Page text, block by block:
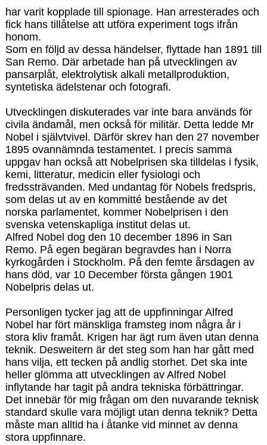
har varit kopplade till spionage. Han arresterades och
fick hans tillåtelse att utföra experiment togs ifrån
honom.
Som en följd av dessa händelser, flyttade han 1891 till
San Remo. Där arbetade han på utvecklingen av
pansarplåt, elektrolytisk alkali metallproduktion,
syntetiska ädelstenar och fotografi.
Utvecklingen diskuterades var inte bara används för
civila ändamål, men också för militär. Detta ledde Mr
Nobel i självtvivel. Därför skrev han den 27 november
1895 ovannämnda testamentet. I precis samma
uppgav han också att Nobelprisen ska tilldelas i fysik,
kemi, litteratur, medicin eller fysiologi och
fredssträvanden. Med undantag för Nobels fredspris,
som delas ut av en kommitté bestående av det
norska parlamentet, kommer Nobelprisen i den
svenska vetenskapliga institut delas ut.
Alfred Nobel dog den 10 december 1896 in San
Remo. På egen begäran begravdes han i Norra
kyrkogården i Stockholm. På den femte årsdagen av
hans död, var 10 December första gången 1901
Nobelpris delas ut.
Personligen tycker jag att de uppfinningar Alfred
Nobel har fört mänskliga framsteg inom några år i
stora kliv framåt. Krigen har ägt rum även utan denna
teknik. Desweitern är det steg som han har gått med
hans vilja, ett tecken på andlig storhet. Det ska inte
heller glömma att utvecklingen av Alfred Nobel
inflytande har tagit på andra tekniska förbättringar.
Det innebär för mig frågan om den nuvarande teknisk
standard skulle vara möjligt utan denna teknik? Detta
måste man alltid ha i åtanke vid minnet av denna
stora uppfinnare.